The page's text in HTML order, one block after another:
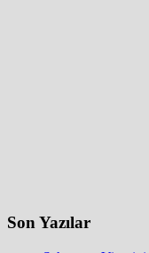
Son Yazılar